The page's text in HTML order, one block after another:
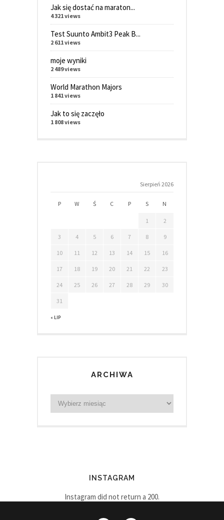
Jak się dostać na maraton...
4 321 views
Test Suunto Ambit3 Peak B...
2 611 views
moje wyniki
2 489 views
World Marathon Majors
1 841 views
Jak to się zaczęło
1 808 views
Sierpień 2026
P W Ś C P S N
« LIP
1 2
3 4 5 6 7 8 9
10 11 12 13 14 15 16
17 18 19 20 21 22 23
24 25 26 27 28 29 30
31
ARCHIWA
INSTAGRAM
Instagram did not return a 200.